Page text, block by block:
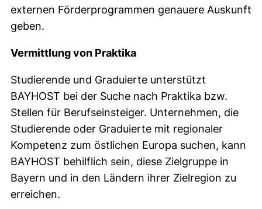
externen Förderprogrammen genauere Auskunft
geben.
Vermittlung von Praktika
Studierende und Graduierte unterstützt
BAYHOST bei der Suche nach Praktika bzw.
Stellen für Berufseinsteiger. Unternehmen, die
Studierende oder Graduierte mit regionaler
Kompetenz zum östlichen Europa suchen, kann
BAYHOST behilflich sein, diese Zielgruppe in
Bayern und in den Ländern ihrer Zielregion zu
erreichen.